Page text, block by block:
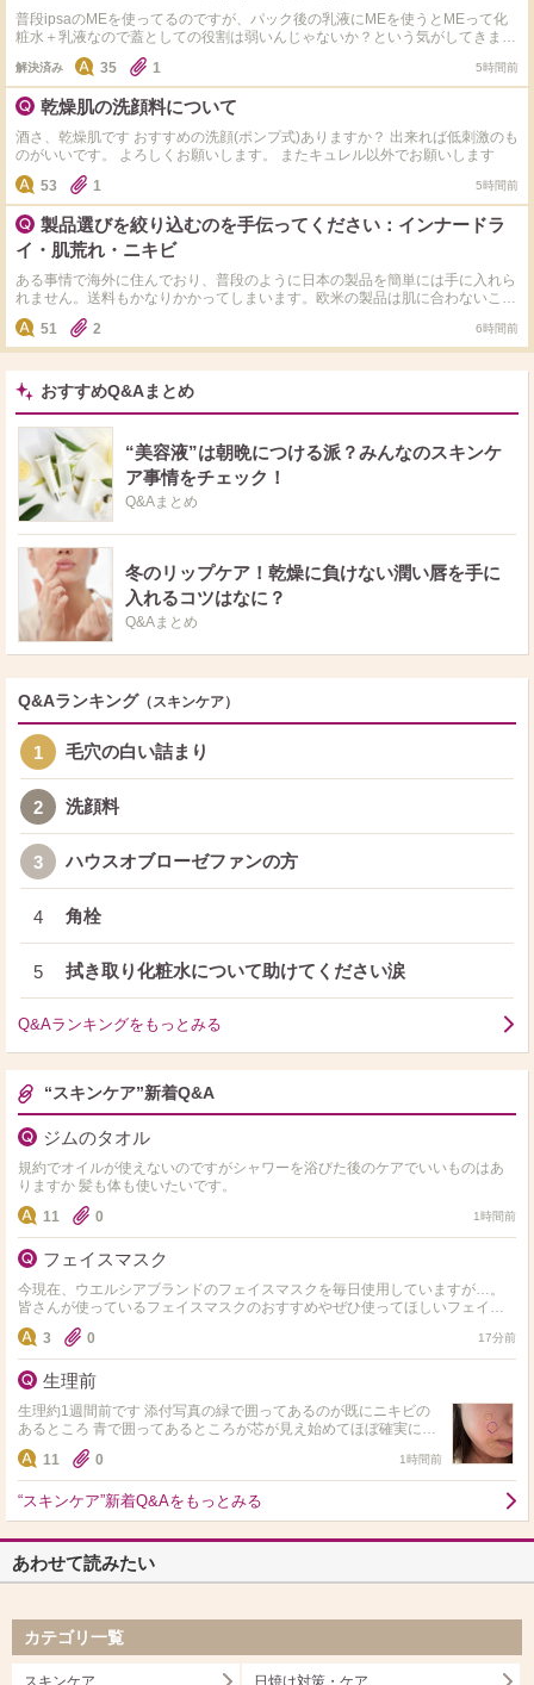
普段ipsaのMEを使ってるのですが、パック後の乳液にMEを使うとMEって化
粧水＋乳液なので蓋としての役割は弱いんじゃないか？という気がしてきまし
た。 パック後の蓋のためのクリームを試してみようかと思うのですがおすす
めはありますか？ 自分は脂性寄りの混合肌です。
解決済み 35 1 5時間前
乾燥肌の洗顔料について
酒さ、乾燥肌です おすすめの洗顔(ポンプ式)ありますか？ 出来れば低刺激のも
のがいいです。 よろしくお願いします。 またキュレル以外でお願いします
53
1 5時間前
製品選びを絞り込むのを手伝ってください：インナードラ
イ・肌荒れ・ニキビ
ある事情で海外に住んでおり、普段のように日本の製品を簡単には手に入れら
れません。送料もかなりかかってしまいます。欧米の製品は肌に合わないこと
が多いため、事前に調べた候補の中から、できるだけ選択肢を絞り込もうと考
えています。現在、「これなら良さそうかな？」とリストアップしているの
は、dプログラムのピンクの化粧水・乳液セット、松山油脂のアミノ酸浸透水
とジェル、同じく松山油脂の「肌をうるおす バランシングローション」、
Kansosan (乾燥さん)のピンクの薬用化粧水・乳液セット、そしてIHADA（イ
ハダ）の薬用化粧水・乳液セットです。 もちろん全部を買うことがダメ、高
過ぎじゃん。2セットだけ、かも。だから、何が「絶対に買う」のおすすめで
すか？教えてください
51 2 6時間前
おすすめQ&Aまとめ
“美容液”は朝晩につける派？みんなのスキンケ
ア事情をチェック！
Q&Aまとめ
冬のリップケア！乾燥に負けない潤い唇を手に
入れるコツはなに？
Q&Aまとめ
Q&Aランキング （スキンケア）
1 毛穴の白い詰まり
2 洗顔料
3 ハウスオブローゼファンの方
4 角栓
5 拭き取り化粧水について助けてください涙
Q&Aランキングをもっとみる
“スキンケア”新着Q&A
ジムのタオル
規約でオイルが使えないのですがシャワーを浴びた後のケアでいいものはあ
りますか 髪も体も使いたいです。
11
0 1時間前
フェイスマスク
今現在、ウエルシアブランドのフェイスマスクを毎日使用していますが…。
皆さんが使っているフェイスマスクのおすすめやぜひ使ってほしいフェイス
マスクがありましたら、教えて下さいお願いします。
3 0 17分前
生理前
生理約1週間前です 添付写真の緑で囲ってあるのが既にニキビの
あるところ 青で囲ってあるところが芯が見え始めてほぼ確実にニ
キビになるだろうなというところです。 こういったニキビがだん
だんと増え…
11 0 1時間前
“スキンケア”新着Q&Aをもっとみる
あわせて読みたい
カテゴリ一覧
スキンケア 日焼け対策・ケア